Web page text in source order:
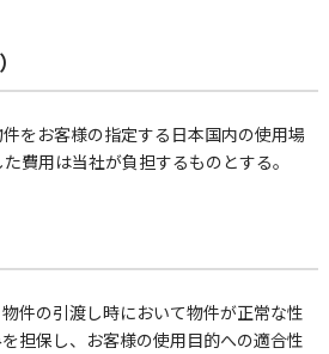
をお客様の指定する日本国内の使用場
費用は当社が負担するものとする。
件の引渡し時において物件が正常な性
担保し、お客様の使用目的への適合性